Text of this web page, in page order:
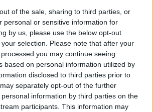
of the sale, sharing to third parties, or
personal or sensitive information for
by us, please use the below opt-out
selection. Please note that after your
you may continue seeing
based on personal information utilized by
disclosed to third parties prior to
separately opt-out of the further
information by third parties on the
participants. This information may
a gyerekek a
kezelését.
BANK GEORGE
BEFEKTETNI PÉNZÜGYI TIPPEK